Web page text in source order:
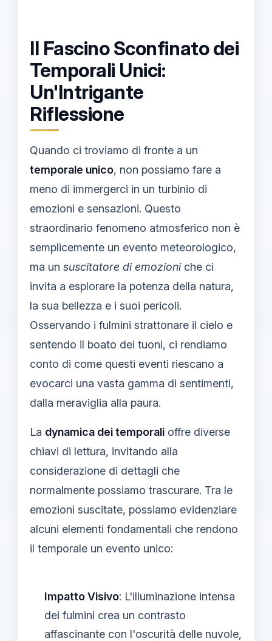
Il Fascino Sconfinato dei
Temporali Unici:
Un'Intrigante
Riflessione
Quando ci troviamo di fronte a un
temporale unico, non possiamo fare a
meno di immergerci in un turbinio di
emozioni e sensazioni. Questo
straordinario fenomeno atmosferico non è
semplicemente un evento meteorologico,
ma un suscitatore di emozioniche ci
invita a esplorare la potenza della natura,
la sua bellezza e i suoi pericoli.
Osservando i fulmini strattonare il cielo e
sentendo il boato dei tuoni, ci rendiamo
conto di come questi eventi riescano a
evocarci una vasta gamma di sentimenti,
dalla meraviglia alla paura.
La dynamica dei temporali offre diverse
chiavi di lettura, invitando alla
considerazione di dettagli che
normalmente possiamo trascurare. Tra le
emozioni suscitate, possiamo evidenziare
alcuni elementi fondamentali che rendono
il temporale un evento unico:
Impatto Visivo: L'illuminazione intensa
dei fulmini crea un contrasto
affascinante con l'oscurità delle nuvole,